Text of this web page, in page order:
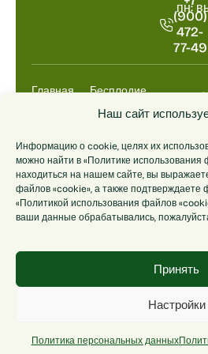
Наш сайт
Информацию о cookie, целях их
можно найти в «Политике
находиться на нашем сайте, вы
файлов «cookie», а также подтверждаете
«Политикой использования файлов
ваши данные обрабатывались,
Принять
Настройки
Политика персональных данных
(900)
472-
77-49
пн:
Главная
Бесплодие
Анализы
Цены
О центре
Контакты
© 2014-2026
Иммунологический
«ГОРИЗОНТ».
Лицензия
Л041-01186-
от 19.09.2013 данных
© Разработка сайта — «Вэл Дизайн»